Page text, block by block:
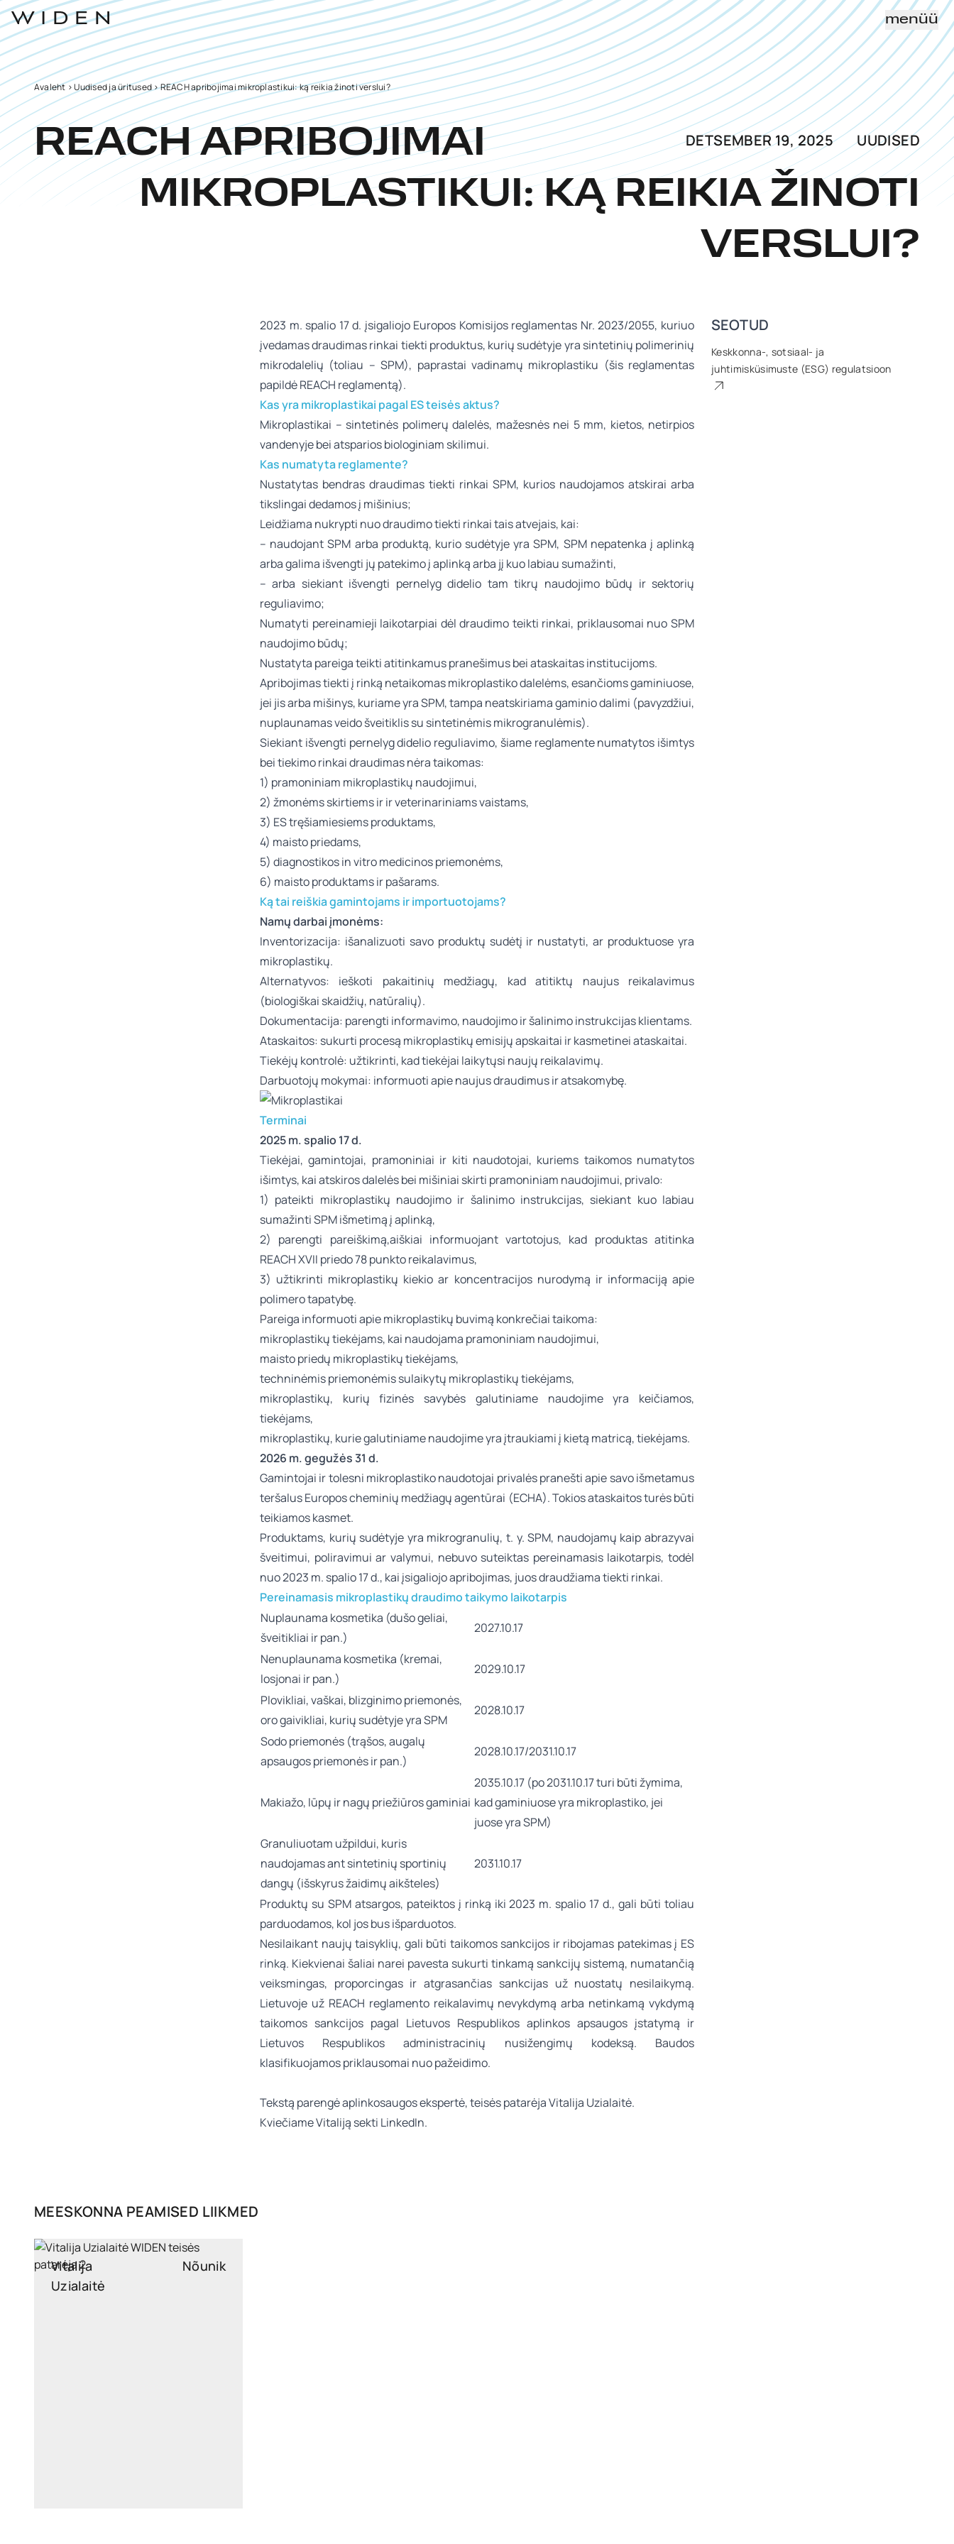
menüü
Avaleht> Uudised ja üritused>REACH apribojimai mikroplastikui: ką reikia žinoti verslui?
REACH APRIBOJIMAI
MIKROPLASTIKUI: KĄ REIKIA ŽINOTI
VERSLUI?
DETSEMBER 19, 2025 UUDISED
SEOTUD
Keskkonna-, sotsiaal- ja
juhtimisküsimuste (ESG) regulatsioon
2023 m. spalio 17 d. įsigaliojo Europos Komisijos reglamentas Nr. 2023/2055, kuriuo
įvedamas draudimas rinkai tiekti produktus, kurių sudėtyje yra sintetinių polimerinių
mikrodalelių (toliau – SPM), paprastai vadinamų mikroplastiku (šis reglamentas
papildė REACH reglamentą).
Kas yra mikroplastikai pagal ES teisės aktus?
Mikroplastikai – sintetinės polimerų dalelės, mažesnės nei 5 mm, kietos, netirpios
vandenyje bei atsparios biologiniam skilimui.
Kas numatyta reglamente?
Nustatytas bendras draudimas tiekti rinkai SPM, kurios naudojamos atskirai arba
tikslingai dedamos į mišinius;
Leidžiama nukrypti nuo draudimo tiekti rinkai tais atvejais, kai:
– naudojant SPM arba produktą, kurio sudėtyje yra SPM, SPM nepatenka į aplinką
arba galima išvengti jų patekimo į aplinką arba jį kuo labiau sumažinti,
– arba siekiant išvengti pernelyg didelio tam tikrų naudojimo būdų ir sektorių
reguliavimo;
Numatyti pereinamieji laikotarpiai dėl draudimo teikti rinkai, priklausomai nuo SPM
naudojimo būdų;
Nustatyta pareiga teikti atitinkamus pranešimus bei ataskaitas institucijoms.
Apribojimas tiekti į rinką netaikomas mikroplastiko dalelėms, esančioms gaminiuose,
jei jis arba mišinys, kuriame yra SPM, tampa neatskiriama gaminio dalimi (pavyzdžiui,
nuplaunamas veido šveitiklis su sintetinėmis mikrogranulėmis).
Siekiant išvengti pernelyg didelio reguliavimo, šiame reglamente numatytos išimtys
bei tiekimo rinkai draudimas nėra taikomas:
1) pramoniniam mikroplastikų naudojimui,
2) žmonėms skirtiems ir ir veterinariniams vaistams,
3) ES tręšiamiesiems produktams,
4) maisto priedams,
5) diagnostikosin vitromedicinos priemonėms,
6) maisto produktams ir pašarams.
Ką tai reiškia gamintojams ir importuotojams?
Namų darbai įmonėms:
Inventorizacija: išanalizuoti savo produktų sudėtį ir nustatyti, ar produktuose yra
mikroplastikų.
Alternatyvos: ieškoti pakaitinių medžiagų, kad atitiktų naujus reikalavimus
(biologiškai skaidžių, natūralių).
Dokumentacija: parengti informavimo, naudojimo ir šalinimo instrukcijas klientams.
Ataskaitos: sukurti procesą mikroplastikų emisijų apskaitai ir kasmetinei ataskaitai.
Tiekėjų kontrolė: užtikrinti, kad tiekėjai laikytųsi naujų reikalavimų.
Darbuotojų mokymai: informuoti apie naujus draudimus ir atsakomybę.
Terminai
2025 m. spalio 17 d.
Tiekėjai, gamintojai, pramoniniai ir kiti naudotojai, kuriems taikomos numatytos
išimtys, kai atskiros dalelės bei mišiniai skirti pramoniniam naudojimui, privalo:
1) pateikti mikroplastikų naudojimo ir šalinimo instrukcijas, siekiant kuo labiau
sumažinti SPM išmetimą į aplinką,
2) parengti pareiškimą,aiškiai informuojant vartotojus, kad produktas atitinka
REACH XVII priedo 78 punkto reikalavimus,
3) užtikrinti mikroplastikų kiekio ar koncentracijos nurodymą ir informaciją apie
polimero tapatybę.
Pareiga informuoti apie mikroplastikų buvimą konkrečiai taikoma:
mikroplastikų tiekėjams, kai naudojama pramoniniam naudojimui,
maisto priedų mikroplastikų tiekėjams,
techninėmis priemonėmis sulaikytų mikroplastikų tiekėjams,
mikroplastikų, kurių fizinės savybės galutiniame naudojime yra keičiamos,
tiekėjams,
mikroplastikų, kurie galutiniame naudojime yra įtraukiami į kietą matricą, tiekėjams.
2026 m. gegužės 31 d.
Gamintojai ir tolesni mikroplastiko naudotojai privalės pranešti apie savo išmetamus
teršalus Europos cheminių medžiagų agentūrai (ECHA). Tokios ataskaitos turės būti
teikiamos kasmet.
Produktams, kurių sudėtyje yra mikrogranulių, t. y. SPM, naudojamų kaip abrazyvai
šveitimui, poliravimui ar valymui, nebuvo suteiktas pereinamasis laikotarpis, todėl
nuo 2023 m. spalio 17 d., kai įsigaliojo apribojimas, juos draudžiama tiekti rinkai.
Pereinamasis mikroplastikų draudimo taikymo laikotarpis
Nuplaunama kosmetika (dušo geliai,
šveitikliai ir pan.)
2027.10.17
Nenuplaunama kosmetika (kremai,
losjonai ir pan.)
2029.10.17
Plovikliai, vaškai, blizginimo priemonės,
oro gaivikliai, kurių sudėtyje yra SPM
2028.10.17
Sodo priemonės (trąšos, augalų
apsaugos priemonės ir pan.)
2028.10.17/2031.10.17
Makiažo, lūpų ir nagų priežiūros gaminiai
2035.10.17 (po 2031.10.17 turi būti žymima,
kad gaminiuose yra mikroplastiko, jei
juose yra SPM)
Granuliuotam užpildui, kuris
naudojamas ant sintetinių sportinių
dangų (išskyrus žaidimų aikšteles)
2031.10.17
Produktų su SPM atsargos, pateiktos į rinką iki 2023 m. spalio 17 d., gali būti toliau
parduodamos, kol jos bus išparduotos.
Nesilaikant naujų taisyklių, gali būti taikomos sankcijos ir ribojamas patekimas į ES
rinką. Kiekvienai šaliai narei pavesta sukurti tinkamą sankcijų sistemą, numatančią
veiksmingas, proporcingas ir atgrasančias sankcijas už nuostatų nesilaikymą.
Lietuvoje už REACH reglamento reikalavimų nevykdymą arba netinkamą vykdymą
taikomos sankcijos pagal Lietuvos Respublikos aplinkos apsaugos įstatymą ir
Lietuvos Respublikos administracinių nusižengimų kodeksą. Baudos
klasifikuojamos priklausomai nuo pažeidimo.
Tekstą parengėaplinkosaugosekspertė, teisės patarėjaVitalija Uzialaitė.
Kviečiame Vitaliją sekti LinkedIn.
MEESKONNA PEAMISED LIIKMED
Vitalija
Uzialaitė
Nõunik